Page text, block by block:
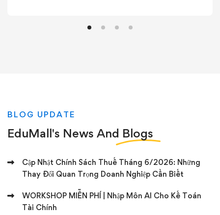
BLOG UPDATE
EduMall's News And Blogs
Cập Nhật Chính Sách Thuế Tháng 6/2026: Những
Thay Đổi Quan Trọng Doanh Nghiệp Cần Biết
WORKSHOP MIỄN PHÍ | Nhập Môn AI Cho Kế Toán
Tài Chính